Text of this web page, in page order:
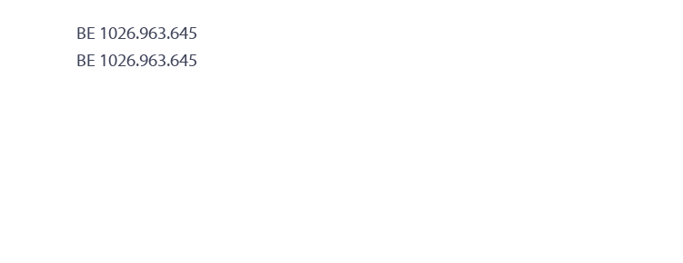
Ondernemingsnummer
BE 1026.963.645
BTW nr.BE 1026.963.645